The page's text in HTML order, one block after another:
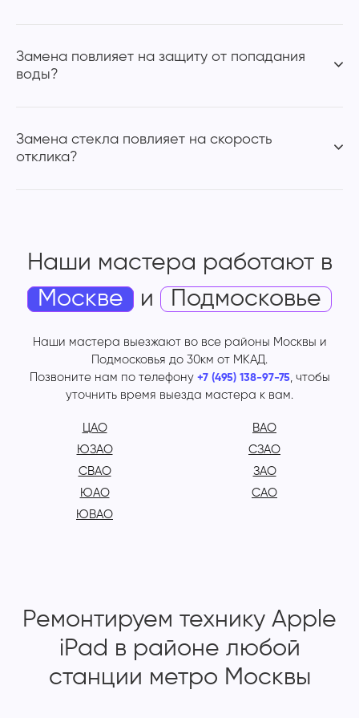
Замена повлияет на защиту от попадания
воды?
Замена стекла повлияет на скорость
отклика?
Наши мастера работают в
Москве
и Подмосковье
Наши мастера выезжают во все районы Москвы и
Подмосковья до 30км от МКАД.
Позвоните нам по телефону +7 (495) 138-97-75, чтобы
уточнить время выезда мастера к вам.
ЦАО
ЮЗАО
СВАО
ЮАО
ЮВАО
ВАО
СЗАО
ЗАО
САО
Ремонтируем технику Apple
iPad в районе любой
станции метро Москвы